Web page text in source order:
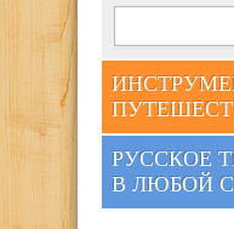
РУССКОЕ
В ЛЮБОЙ